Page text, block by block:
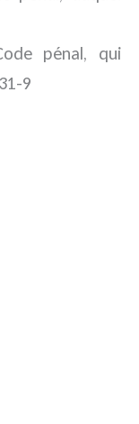
pénal, qui
9